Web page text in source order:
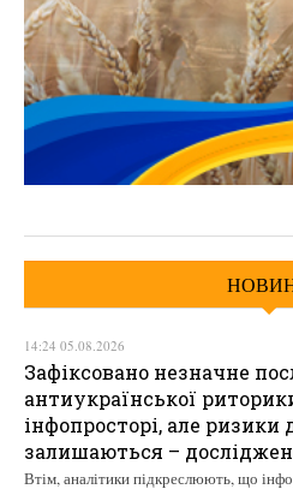
14:24 05.08.2026
Зафіксовано незначне
антиукраїнської
інфопросторі, але ризики
залишаються –
Втім, аналітики підкреслюють, що